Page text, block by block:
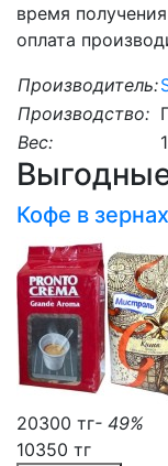
время
оплата
Производитель:
Производство:
Вес:
Кофе в
20300 тг- 49%
10350 тг